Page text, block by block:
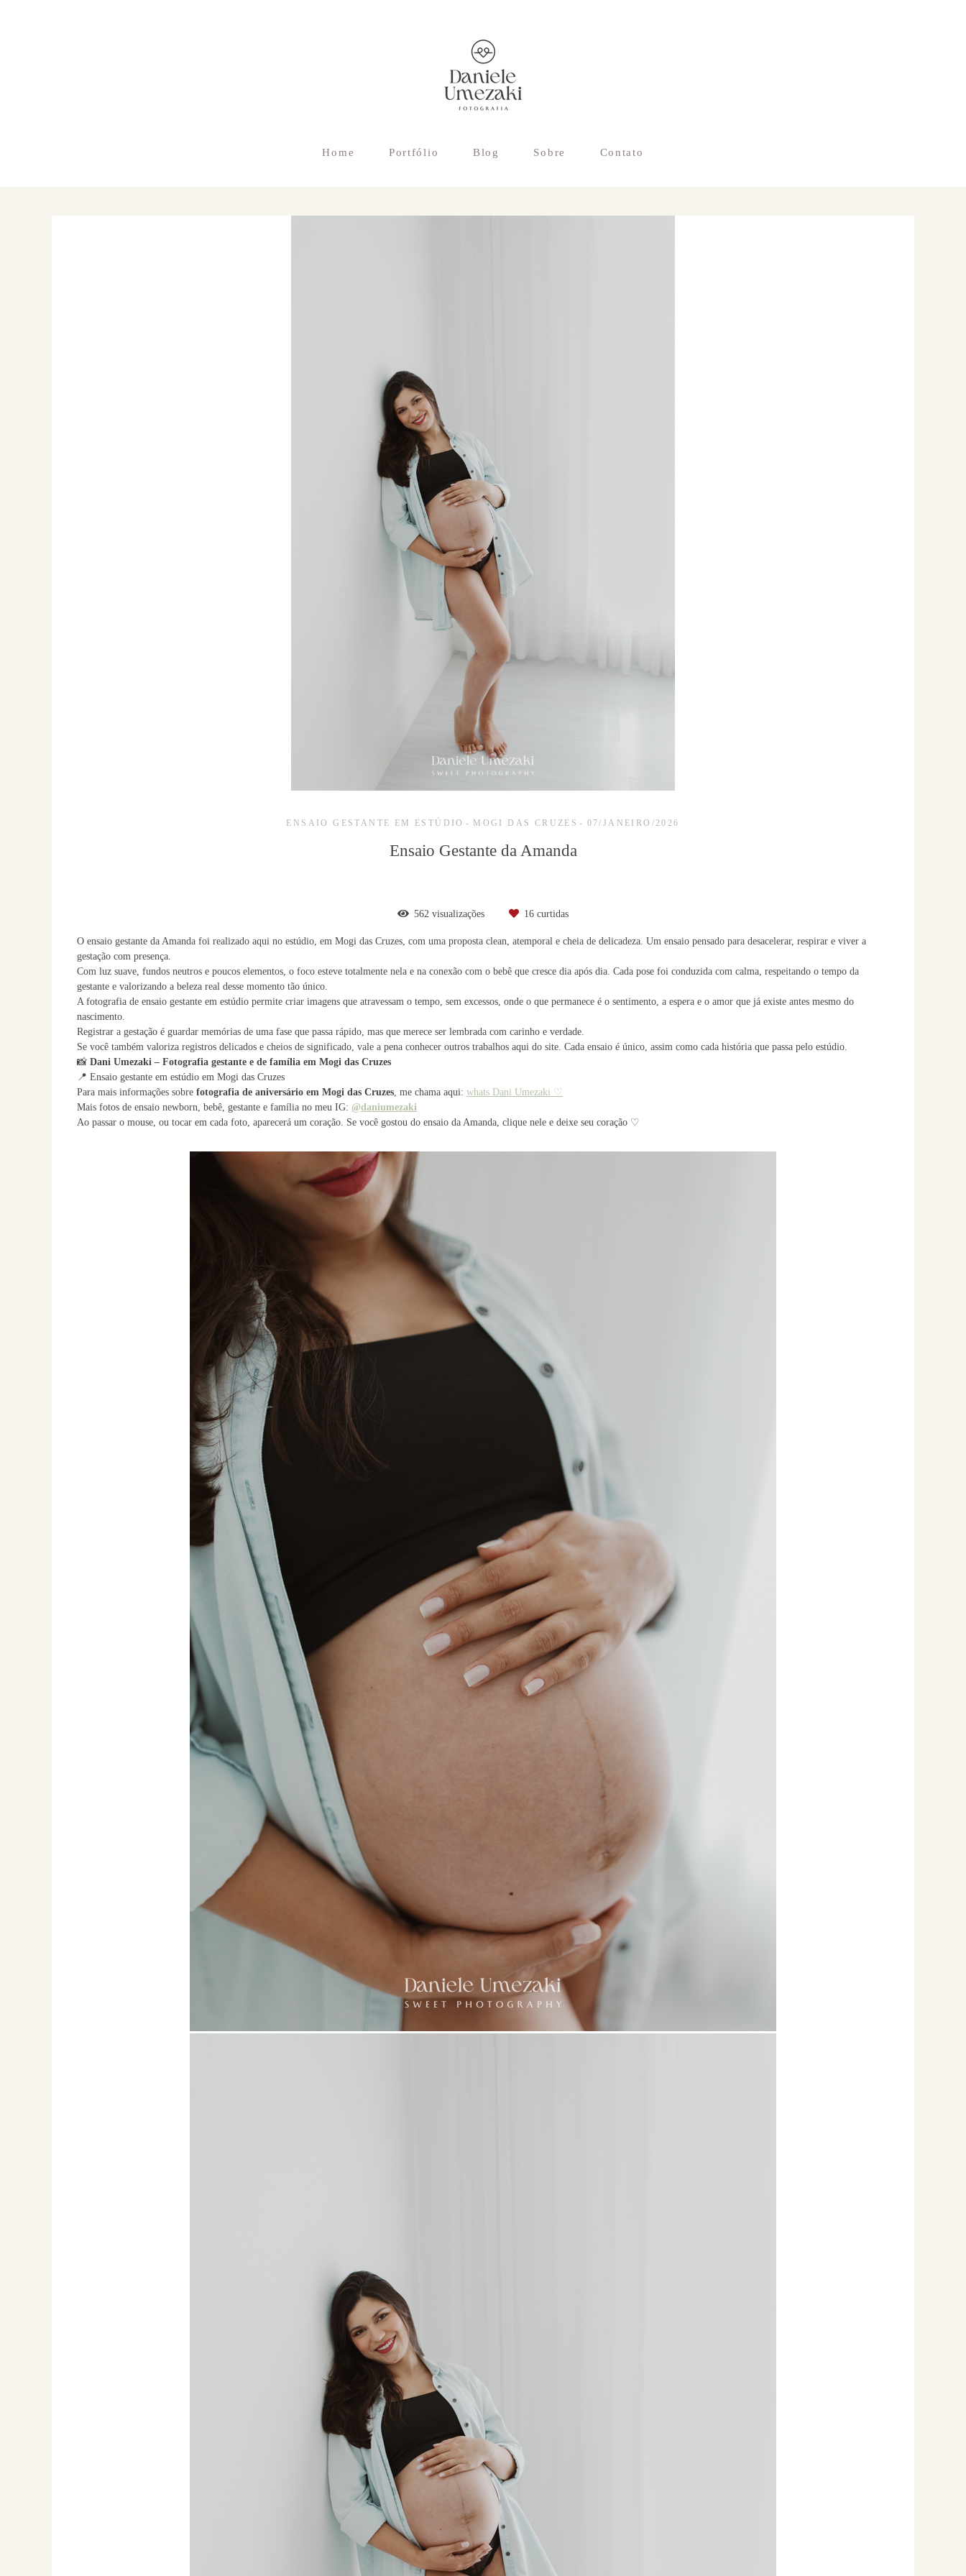
Home Portfólio Blog Sobre Contato
ENSAIO GESTANTE EM ESTÚDIO MOGI DAS CRUZES 07/JANEIRO/2026
Ensaio Gestante da Amanda
562 visualizações 16 curtidas
O ensaio gestante da Amanda foi realizado aqui no estúdio, em Mogi das Cruzes, com uma proposta clean, atemporal e cheia de delicadeza. Um ensaio pensado para desacelerar, respirar e viver a
gestação com presença.
Com luz suave, fundos neutros e poucos elementos, o foco esteve totalmente nela e na conexão com o bebê que cresce dia após dia. Cada pose foi conduzida com calma, respeitando o tempo da
gestante e valorizando a beleza real desse momento tão único.
A fotografia de ensaio gestante em estúdio permite criar imagens que atravessam o tempo, sem excessos, onde o que permanece é o sentimento, a espera e o amor que já existe antes mesmo do
nascimento.
Registrar a gestação é guardar memórias de uma fase que passa rápido, mas que merece ser lembrada com carinho e verdade.
Se você também valoriza registros delicados e cheios de significado, vale a pena conhecer outros trabalhos aqui do site. Cada ensaio é único, assim como cada história que passa pelo estúdio.
📸 Dani Umezaki – Fotografia gestante e de família em Mogi das Cruzes
📍 Ensaio gestante em estúdio em Mogi das Cruzes
Para mais informações sobre fotografia de aniversário em Mogi das Cruzes, me chama aqui: whats Dani Umezaki ♡
Mais fotos de ensaio newborn, bebê, gestante e família no meu IG: @daniumezaki
Ao passar o mouse, ou tocar em cada foto, aparecerá um coração. Se você gostou do ensaio da Amanda, clique nele e deixe seu coração ♡